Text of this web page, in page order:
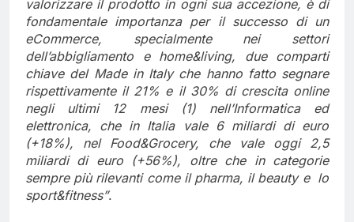
valorizzare il prodotto in ogni sua accezione, è di
fondamentale importanza per il successo di un
eCommerce, specialmente nei settori
dell’abbigliamento e home&living, due comparti
chiave del Made in Italy che hanno fatto segnare
rispettivamente il 21% e il 30% di crescita online
negli ultimi 12 mesi (1) nell’Informatica ed
elettronica, che in Italia vale 6 miliardi di euro
(+18%), nel Food&Grocery, che vale oggi 2,5
miliardi di euro (+56%), oltre che in categorie
sempre più rilevanti come il pharma, il beauty e lo
sport&fitness”.